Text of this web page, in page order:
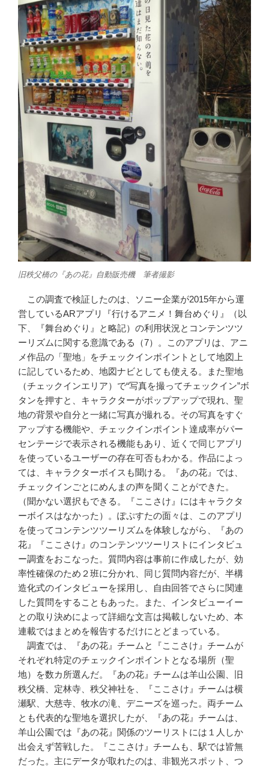
旧秩父橋の『あの花』自動販売機 筆者撮影
この調査で検証したのは、ソニー企業が2015年から運
営しているARアプリ『行けるアニメ！舞台めぐり』（以
下、『舞台めぐり』と略記）の利用状況とコンテンツツ
ーリズムに関する意識である（7）。このアプリは、アニ
メ作品の「聖地」をチェックインポイントとして地図上
に記しているため、地図ナビとしても使える。また聖地
（チェックインエリア）で“写真を撮ってチェックイン”ボ
タンを押すと、キャラクターがポップアップで現れ、聖
地の背景や自分と一緒に写真が撮れる。その写真をすぐ
アップする機能や、チェックインポイント達成率がパー
センテージで表示される機能もあり、近くで同じアプリ
を使っているユーザーの存在可否もわかる。作品によっ
ては、キャラクターボイスも聞ける。『あの花』では、
チェックインごとにめんまの声を聞くことができた。
（聞かない選択もできる。『ここさけ』にはキャラクタ
ーボイスはなかった）。ぽぷすたの面々は、このアプリ
を使ってコンテンツツーリズムを体験しながら、『あの
花』『ここさけ』のコンテンツツーリストにインタビュ
ー調査をおこなった。質問内容は事前に作成したが、効
率性確保のため２班に分かれ、同じ質問内容だが、半構
造化式のインタビューを採用し、自由回答でさらに関連
した質問をすることもあった。また、インタビューイー
との取り決めによって詳細な文言は掲載しないため、本
連載ではまとめを報告するだけにとどまっている。
調査では、『あの花』チームと『ここさけ』チームが
それぞれ特定のチェックインポイントとなる場所（聖
地）を数カ所選んだ。『あの花』チームは羊山公園、旧
秩父橋、定林寺、秩父神社を、『ここさけ』チームは横
瀬駅、大慈寺、牧水の滝、デニーズを巡った。両チーム
とも代表的な聖地を選択したが、『あの花』チームは、
羊山公園では『あの花』関係のツーリストには１人しか
出会えず苦戦した。『ここさけ』チームも、駅では皆無
だった。主にデータが取れたのは、非観光スポット、つ